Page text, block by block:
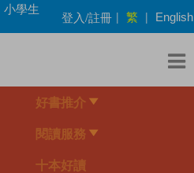
小學生
登入/註冊 | 繁 | English
好書推介
閱讀服務
十本好讀